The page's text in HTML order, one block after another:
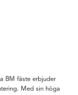
BM fäste erbjuder
Med sin höga